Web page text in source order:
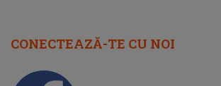
CONECTEAZĂ-TE CU NOI